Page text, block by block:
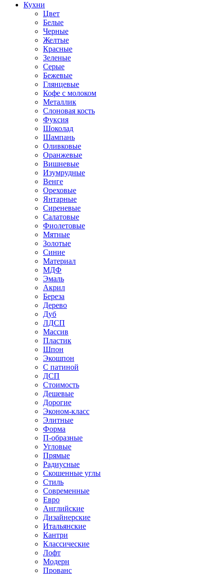
Кухни
Цвет
Белые
Черные
Желтые
Красные
Зеленые
Серые
Бежевые
Глянцевые
Кофе с молоком
Металлик
Слоновая кость
Фуксия
Шоколад
Шампань
Оливковые
Оранжевые
Вишневые
Изумрудные
Венге
Ореховые
Янтарные
Сиреневые
Салатовые
Фиолетовые
Мятные
Золотые
Синие
Материал
МДФ
Эмаль
Акрил
Береза
Дерево
Дуб
ЛДСП
Массив
Пластик
Шпон
Экошпон
С патиной
ДСП
Стоимость
Дешевые
Дорогие
Эконом-класс
Элитные
Форма
П-образные
Угловые
Прямые
Радиусные
Скошенные углы
Стиль
Современные
Евро
Английские
Дизайнерские
Итальянские
Кантри
Классические
Лофт
Модерн
Прованс